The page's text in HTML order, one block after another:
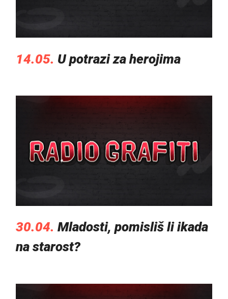
14.05. U potrazi za herojima
30.04. Mladosti, pomisliš li ikada
na starost?